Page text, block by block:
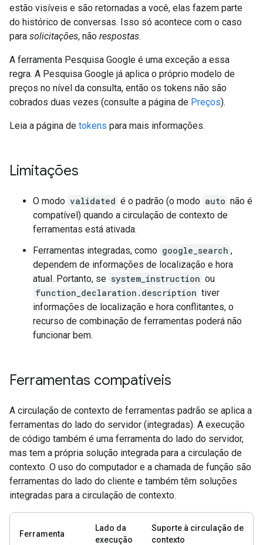
estão visíveis e são retornadas a você, elas fazem parte
do histórico de conversas. Isso só acontece com o caso
para solicitações, não respostas.
A ferramenta Pesquisa Google é uma exceção a essa
regra. A Pesquisa Google já aplica o próprio modelo de
preços no nível da consulta, então os tokens não são
cobrados duas vezes (consulte a página de Preços).
Leia a página de tokens para mais informações.
Limitações
O modo validated é o padrão (o modo auto não é
compatível) quando a circulação de contexto de
ferramentas está ativada.
Ferramentas integradas, como google_search ,
dependem de informações de localização e hora
atual. Portanto, se system_instruction ou
function_declaration.description tiver
informações de localização e hora conflitantes, o
recurso de combinação de ferramentas poderá não
funcionar bem.
Ferramentas compatíveis
A circulação de contexto de ferramentas padrão se aplica a
ferramentas do lado do servidor (integradas). A execução
de código também é uma ferramenta do lado do servidor,
mas tem a própria solução integrada para a circulação de
contexto. O uso do computador e a chamada de função são
ferramentas do lado do cliente e também têm soluções
integradas para a circulação de contexto.
Ferramenta
Lado da
execução
Suporte à circulação de
contexto